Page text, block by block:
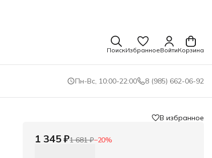
ПоискИзбранноеВойтиКорзина
Пн-Вс, 10:00-22:00 8 (985) 662-06-92
В избранное
1 345 ₽1 681 ₽−20%